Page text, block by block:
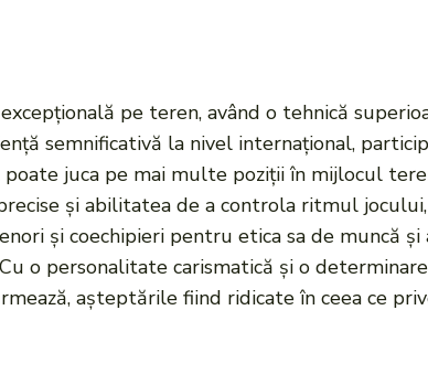
pe teren, având o tehnică
semnificativă la nivel internațional,
juca pe mai multe poziții în mijlocul
și abilitatea de a controla ritmul
și coechipieri pentru etica sa de muncă
o personalitate carismatică și o
așteptările fiind ridicate în ceea ce